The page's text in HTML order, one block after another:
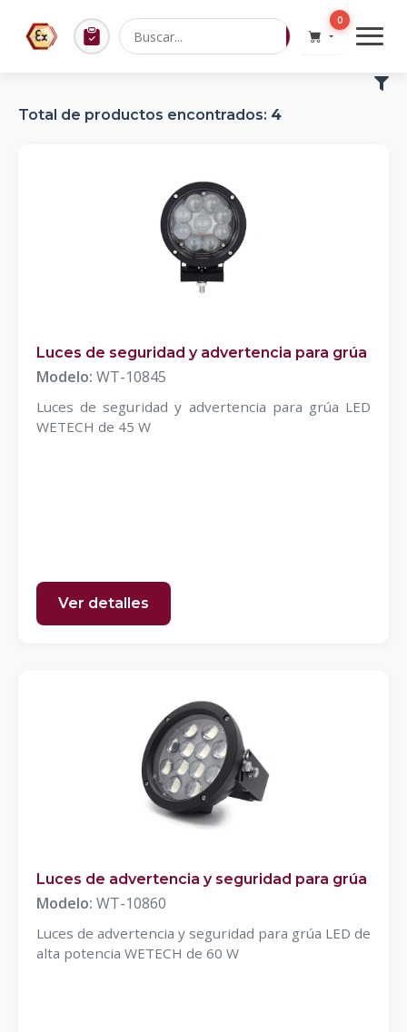
0
Total de productos encontrados: 4
Luces de seguridad y advertencia para grúa
Modelo: WT-10845
Luces de seguridad y advertencia para grúa LED
WETECH de 45 W
Ver detalles
Luces de advertencia y seguridad para grúa
Modelo: WT-10860
Luces de advertencia y seguridad para grúa LED de
alta potencia WETECH de 60 W